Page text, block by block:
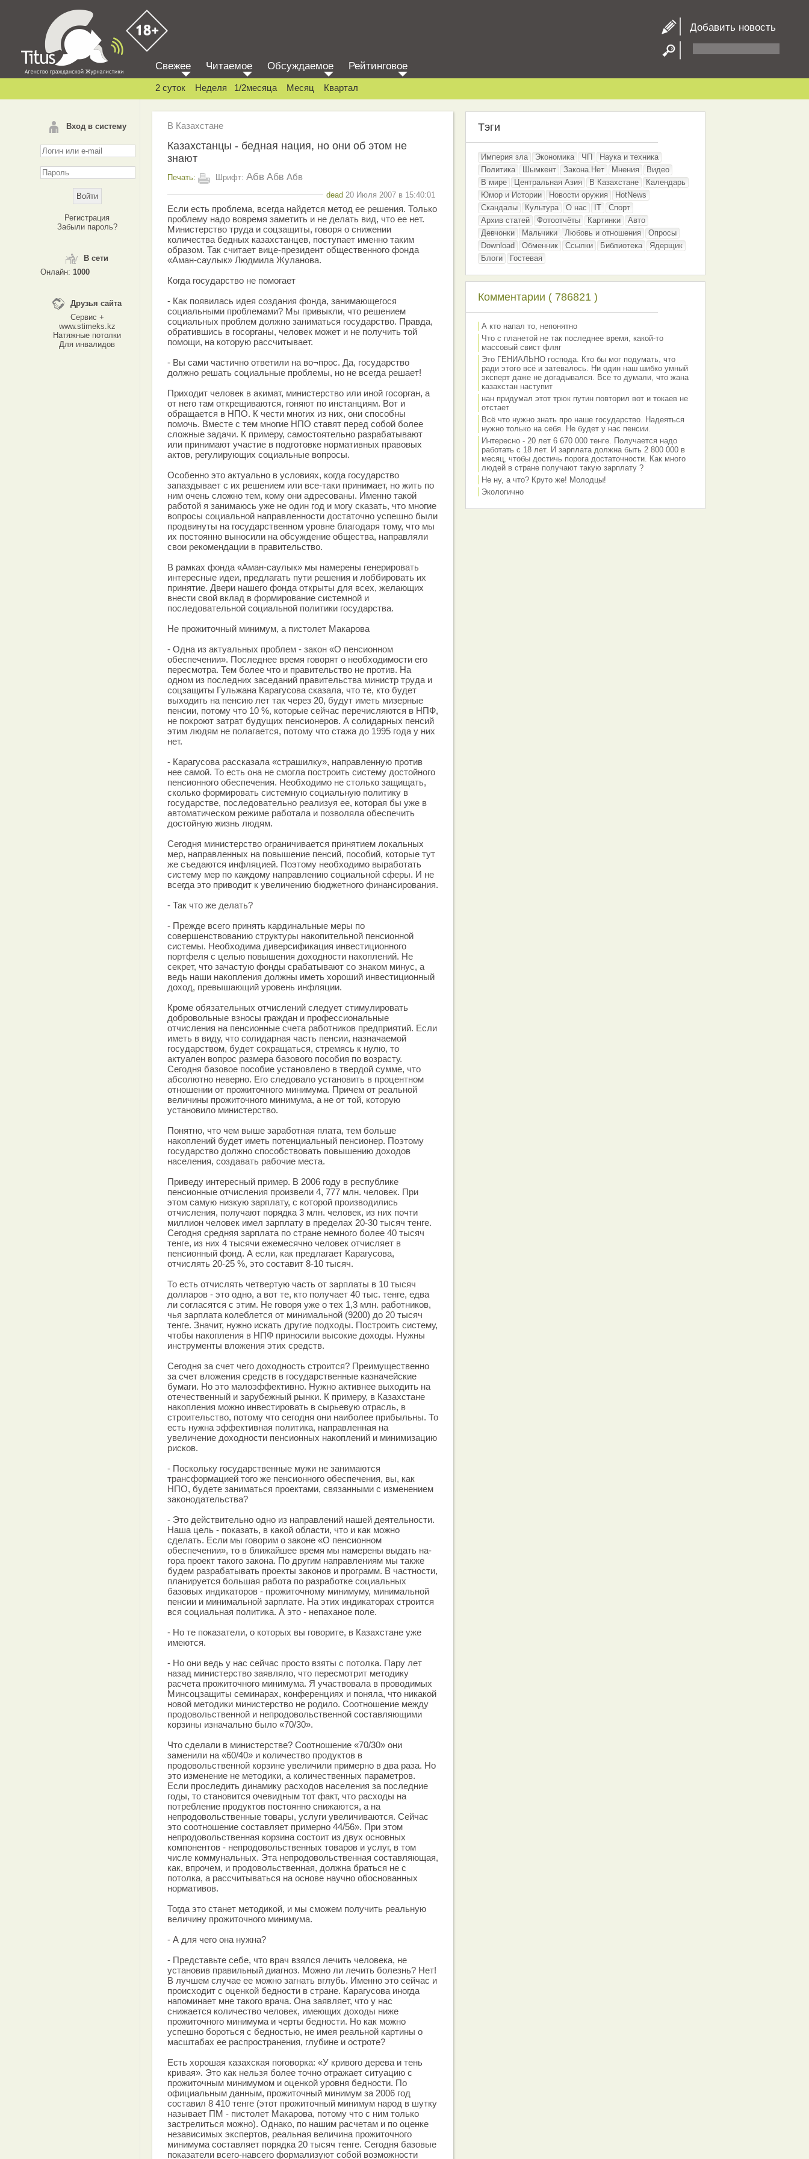
Добавить новость
Вход в систему
Регистрация
Забыли пароль?
В сети
Онлайн: 1000
Друзья сайта
Сервис +
www.stimeks.kz
Натяжные потолки
Для инвалидов
Свежее Читаемое Обсуждаемое Рейтинговое
2 суток Неделя 1/2месяца Месяц Квартал
В Казахстане
Казахстанцы - бедная нация, но они об этом не
знают
Печать: Шрифт: Абв Абв Абв
dead 20 Июля 2007 в 15:40:01
Если есть проблема, всегда найдется метод ее решения. Только
проблему надо вовремя заметить и не делать вид, что ее нет.
Министерство труда и соцзащиты, говоря о снижении
количества бедных казахстанцев, поступает именно таким
образом. Так считает вице-президент общественного фонда
«Аман-саулык» Людмила Жуланова.
Когда государство не помогает
- Как появилась идея создания фонда, занимающегося
социальными проблемами? Мы привыкли, что решением
социальных проблем должно заниматься государство. Правда,
обратившись в госорганы, человек может и не получить той
помощи, на которую рассчитывает.
- Вы сами частично ответили на во¬прос. Да, государство
должно решать социальные проблемы, но не всегда решает!
Приходит человек в акимат, министерство или иной госорган, а
от него там открещиваются, гоняют по инстанциям. Вот и
обращается в НПО. К чести многих из них, они способны
помочь. Вместе с тем многие НПО ставят перед собой более
сложные задачи. К примеру, самостоятельно разрабатывают
или принимают участие в подготовке нормативных правовых
актов, регулирующих социальные вопросы.
Особенно это актуально в условиях, когда государство
запаздывает с их решением или все-таки принимает, но жить по
ним очень сложно тем, кому они адресованы. Именно такой
работой я занимаюсь уже не один год и могу сказать, что многие
вопросы социальной направленности достаточно успешно были
продвинуты на государственном уровне благодаря тому, что мы
их постоянно выносили на обсуждение общества, направляли
свои рекомендации в правительство.
В рамках фонда «Аман-саулык» мы намерены генерировать
интересные идеи, предлагать пути решения и лоббировать их
принятие. Двери нашего фонда открыты для всех, желающих
внести свой вклад в формирование системной и
последовательной социальной политики государства.
Не прожиточный минимум, а пистолет Макарова
- Одна из актуальных проблем - закон «О пенсионном
обеспечении». Последнее время говорят о необходимости его
пересмотра. Тем более что и правительство не против. На
одном из последних заседаний правительства министр труда и
соцзащиты Гульжана Карагусова сказала, что те, кто будет
выходить на пенсию лет так через 20, будут иметь мизерные
пенсии, потому что 10 %, которые сейчас перечисляются в НПФ,
не покроют затрат будущих пенсионеров. А солидарных пенсий
этим людям не полагается, потому что стажа до 1995 года у них
нет.
- Карагусова рассказала «страшилку», направленную против
нее самой. То есть она не смогла построить систему достойного
пенсионного обеспечения. Необходимо не столько защищать,
сколько формировать системную социальную политику в
государстве, последовательно реализуя ее, которая бы уже в
автоматическом режиме работала и позволяла обеспечить
достойную жизнь людям.
Сегодня министерство ограничивается принятием локальных
мер, направленных на повышение пенсий, пособий, которые тут
же съедаются инфляцией. Поэтому необходимо выработать
систему мер по каждому направлению социальной сферы. И не
всегда это приводит к увеличению бюджетного финансирования.
- Так что же делать?
- Прежде всего принять кардинальные меры по
совершенствованию структуры накопительной пенсионной
системы. Необходима диверсификация инвестиционного
портфеля с целью повышения доходности накоплений. Не
секрет, что зачастую фонды срабатывают со знаком минус, а
ведь наши накопления должны иметь хороший инвестиционный
доход, превышающий уровень инфляции.
Кроме обязательных отчислений следует стимулировать
добровольные взносы граждан и профессиональные
отчисления на пенсионные счета работников предприятий. Если
иметь в виду, что солидарная часть пенсии, назначаемой
государством, будет сокращаться, стремясь к нулю, то
актуален вопрос размера базового пособия по возрасту.
Сегодня базовое пособие установлено в твердой сумме, что
абсолютно неверно. Его следовало установить в процентном
отношении от прожиточного минимума. Причем от реальной
величины прожиточного минимума, а не от той, которую
установило министерство.
Понятно, что чем выше заработная плата, тем больше
накоплений будет иметь потенциальный пенсионер. Поэтому
государство должно способствовать повышению доходов
населения, создавать рабочие места.
Приведу интересный пример. В 2006 году в республике
пенсионные отчисления произвели 4, 777 млн. человек. При
этом самую низкую зарплату, с которой производились
отчисления, получают порядка 3 млн. человек, из них почти
миллион человек имел зарплату в пределах 20-30 тысяч тенге.
Сегодня средняя зарплата по стране немного более 40 тысяч
тенге, из них 4 тысячи ежемесячно человек отчисляет в
пенсионный фонд. А если, как предлагает Карагусова,
отчислять 20-25 %, это составит 8-10 тысяч.
То есть отчислять четвертую часть от зарплаты в 10 тысяч
долларов - это одно, а вот те, кто получает 40 тыс. тенге, едва
ли согласятся с этим. Не говоря уже о тех 1,3 млн. работников,
чья зарплата колеблется от минимальной (9200) до 20 тысяч
тенге. Значит, нужно искать другие подходы. Построить систему,
чтобы накопления в НПФ приносили высокие доходы. Нужны
инструменты вложения этих средств.
Сегодня за счет чего доходность строится? Преимущественно
за счет вложения средств в государственные казначейские
бумаги. Но это малоэффективно. Нужно активнее выходить на
отечественный и зарубежный рынки. К примеру, в Казахстане
накопления можно инвестировать в сырьевую отрасль, в
строительство, потому что сегодня они наиболее прибыльны. То
есть нужна эффективная политика, направленная на
увеличение доходности пенсионных накоплений и минимизацию
рисков.
- Поскольку государственные мужи не занимаются
трансформацией того же пенсионного обеспечения, вы, как
НПО, будете заниматься проектами, связанными с изменением
законодательства?
- Это действительно одно из направлений нашей деятельности.
Наша цель - показать, в какой области, что и как можно
сделать. Если мы говорим о законе «О пенсионном
обеспечении», то в ближайшее время мы намерены выдать на-
гора проект такого закона. По другим направлениям мы также
будем разрабатывать проекты законов и программ. В частности,
планируется большая работа по разработке социальных
базовых индикаторов - прожиточному минимуму, минимальной
пенсии и минимальной зарплате. На этих индикаторах строится
вся социальная политика. А это - непаханое поле.
- Но те показатели, о которых вы говорите, в Казахстане уже
имеются.
- Но они ведь у нас сейчас просто взяты с потолка. Пару лет
назад министерство заявляло, что пересмотрит методику
расчета прожиточного минимума. Я участвовала в проводимых
Минсоцзащиты семинарах, конференциях и поняла, что никакой
новой методики министерство не родило. Соотношение между
продовольственной и непродовольственной составляющими
корзины изначально было «70/30».
Что сделали в министерстве? Соотношение «70/30» они
заменили на «60/40» и количество продуктов в
продовольственной корзине увеличили примерно в два раза. Но
это изменение не методики, а количественных параметров.
Если проследить динамику расходов населения за последние
годы, то становится очевидным тот факт, что расходы на
потребление продуктов постоянно снижаются, а на
непродовольственные товары, услуги увеличиваются. Сейчас
это соотношение составляет примерно 44/56». При этом
непродовольственная корзина состоит из двух основных
компонентов - непродовольственных товаров и услуг, в том
числе коммунальных. Эта непродовольственная составляющая,
как, впрочем, и продовольственная, должна браться не с
потолка, а рассчитываться на основе научно обоснованных
нормативов.
Тогда это станет методикой, и мы сможем получить реальную
величину прожиточного минимума.
- А для чего она нужна?
- Представьте себе, что врач взялся лечить человека, не
установив правильный диагноз. Можно ли лечить болезнь? Нет!
В лучшем случае ее можно загнать вглубь. Именно это сейчас и
происходит с оценкой бедности в стране. Карагусова иногда
напоминает мне такого врача. Она заявляет, что у нас
снижается количество человек, имеющих доходы ниже
прожиточного минимума и черты бедности. Но как можно
успешно бороться с бедностью, не имея реальной картины о
масштабах ее распространения, глубине и остроте?
Есть хорошая казахская поговорка: «У кривого дерева и тень
кривая». Это как нельзя более точно отражает ситуацию с
прожиточным минимумом и оценкой уровня бедности. По
официальным данным, прожиточный минимум за 2006 год
составил 8 410 тенге (этот прожиточный минимум народ в шутку
называет ПМ - пистолет Макарова, потому что с ним только
застрелиться можно). Однако, по нашим расчетам и по оценке
независимых экспертов, реальная величина прожиточного
минимума составляет порядка 20 тысяч тенге. Сегодня базовые
показатели всего-навсего формализуют собой возможности
Тэги
Империя зла Экономика ЧП
Наука и техника
Политика
Шымкент Закона.Нет Мнения
Видео
В мире
Центральная Азия В Казахстане
Календарь
Юмор и Истории
Новости оружия
HotNews
Скандалы
Культура О нас IT
Спорт
Архив статей
Фотоотчёты Картинки
Авто
Девчонки
Мальчики Любовь и отношения
Опросы
Download
Обменник Ссылки Библиотека
Ядерщик
Блоги
Гостевая
Комментарии ( 786821 )
А кто напал то, непонятно
Что с планетой не так последнее время, какой-то
массовый свист фляг
Это ГЕНИАЛЬНО господа. Кто бы мог подумать, что
ради этого всё и затевалось. Ни один наш шибко умный
эксперт даже не догадывался. Все то думали, что жана
казахстан наступит
нан придумал этот трюк путин повторил вот и токаев не
отстает
Всё что нужно знать про наше государство. Надеяться
нужно только на себя. Не будет у нас пенсии.
Интересно - 20 лет 6 670 000 тенге. Получается надо
работать с 18 лет. И зарплата должна быть 2 800 000 в
месяц, чтобы достичь порога достаточности. Как много
людей в стране получают такую зарплату ?
Не ну, а что? Круто же! Молодцы!
Экологично